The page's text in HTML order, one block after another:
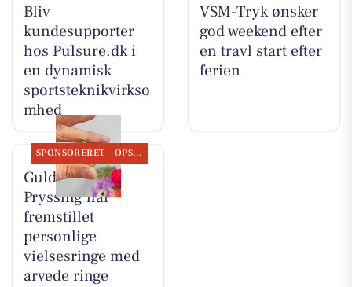
Bliv
kundesupporter
hos Pulsure.dk i
en dynamisk
sportsteknikvirkso
mhed
VSM-Tryk ønsker
god weekend efter
en travl start efter
ferien
SPONSORERET OPSLAGSTAVLEN
Guldsmed
Pryssing har
fremstillet
personlige
vielsesringe med
arvede ringe